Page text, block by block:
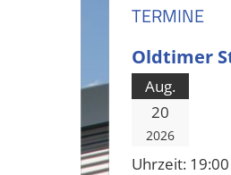
TERMINE
Oldtimer
Aug.
20
2026
Uhrzeit: 19:00